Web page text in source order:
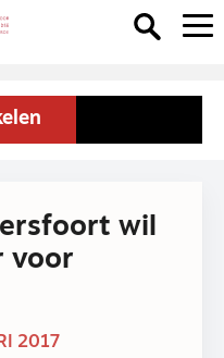
wil
voor
2017